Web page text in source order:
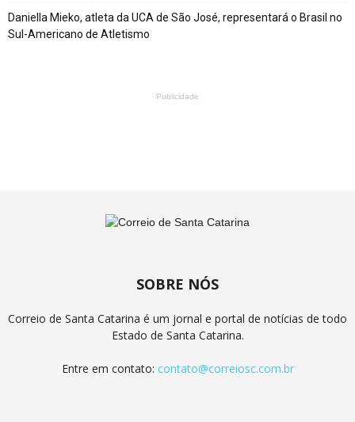
Daniella Mieko, atleta da UCA de São José, representará o Brasil no
Sul-Americano de Atletismo
Publicidade
SOBRE NÓS
Correio de Santa Catarina é um jornal e portal de notícias de todo
Estado de Santa Catarina.
Entre em contato: contato@correiosc.com.br